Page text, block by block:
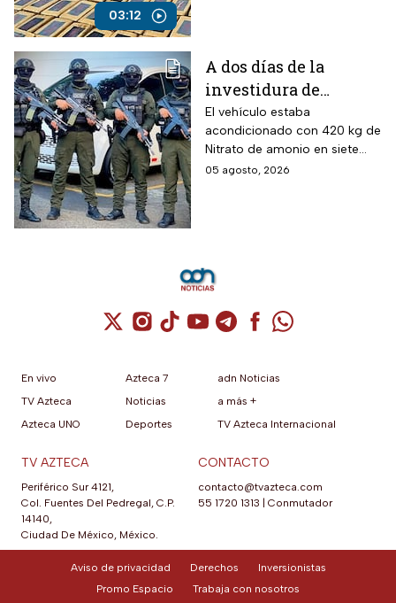
03:12
A dos días de la
investidura de
Abelardo de la
Espriella, desactivan
autobús bomba cerca
de Cali
El vehículo estaba
acondicionado con 420 kg de
Nitrato de amonio en siete
cilindros y presuntamente lo
05 agosto, 2026
Cuenta de X / Twitter (se abre en una
Cuenta de Instagram (se abre en una
Cuenta de TikTok (se abre en
Cuenta de YouTube (se abre
Cuenta de Telegram (se
Cuenta de
Cuenta de
En vivo
TV Azteca
Azteca UNO
Azteca 7
Noticias
Deportes
adn Noticias
a más +
TV Azteca Internacional
TV AZTECA
Periférico Sur 4121,
Col. Fuentes Del Pedregal, C.P.
14140,
Ciudad De México, México.
CONTACTO
contacto@tvazteca.com
55 1720 1313
Conmutador
Aviso de privacidad Derechos
Inversionistas
Promo Espacio
Trabaja con nosotros